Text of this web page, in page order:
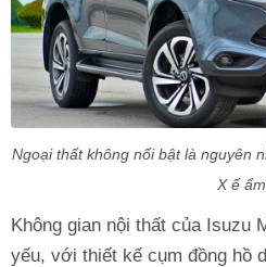
Ngoại thất không nổi bật là nguyên
X ế ẩm.
Không gian nội thất của Isuzu
yếu, với thiết kế cụm đồng hồ